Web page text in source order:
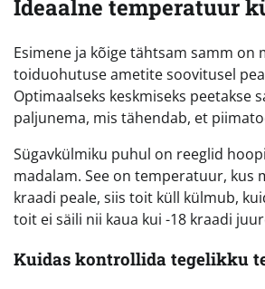
Ideaalne temperatuur
Esimene ja kõige tähtsam samm
toiduohutuse ametite soovitusel
Optimaalseks keskmiseks peetakse
paljunema, mis tähendab, et
Sügavkülmiku puhul on reeglid
madalam. See on temperatuur, kus
kraadi peale, siis toit küll külmub,
toit ei säili nii kaua kui -18 kraadi
Kuidas kontrollida tegelikku